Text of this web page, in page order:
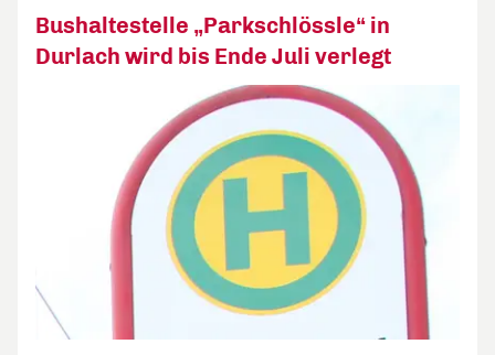
Bushaltestelle „Parkschlössle“ in
Durlach wird bis Ende Juli verlegt